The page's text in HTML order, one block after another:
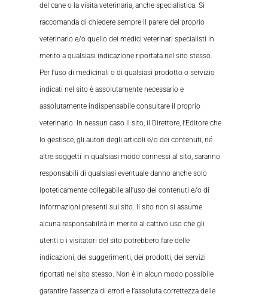
del cane o la visita veterinaria, anche specialistica. Si
raccomanda di chiedere sempre il parere del proprio
veterinario e/o quello dei medici veterinari specialisti in
merito a qualsiasi indicazione riportata nel sito stesso.
Per l’uso di medicinali o di qualsiasi prodotto o servizio
indicati nel sito è assolutamente necessario e
assolutamente indispensabile consultare il proprio
veterinario. In nessun caso il sito, il Direttore, l’Editore che
lo gestisce, gli autori degli articoli e/o dei contenuti, né
altre soggetti in qualsiasi modo connessi al sito, saranno
responsabili di qualsiasi eventuale danno anche solo
ipoteticamente collegabile all’uso dei contenuti e/o di
informazioni presenti sul sito. Il sito non si assume
alcuna responsabilità in merito al cattivo uso che gli
utenti o i visitatori del sito potrebbero fare delle
indicazioni, dei suggerimenti, dei prodotti, dei servizi
riportati nel sito stesso. Non è in alcun modo possibile
garantire l’assenza di errori e l’assoluta correttezza delle